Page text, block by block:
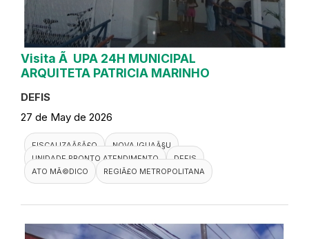
Visita Ã UPA 24H MUNICIPAL
ARQUITETA PATRICIA MARINHO
DEFIS
27 de May de 2026
FISCALIZAÃ§Ã£O
NOVA IGUAÃ§U
UNIDADE PRONTO ATENDIMENTO
DEFIS
ATO MÃ©DICO
REGIÃ£O METROPOLITANA